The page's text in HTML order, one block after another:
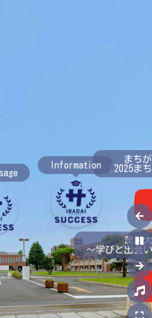
茨城
～学びと出会
まちが
「2025ま
Information